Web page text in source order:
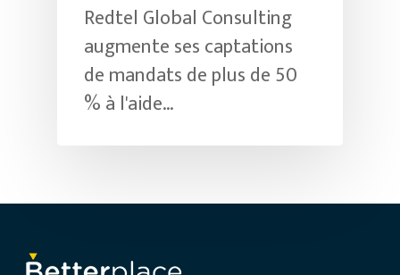
Redtel Global Consulting
augmente ses captations
de mandats de plus de 50
% à l'aide…